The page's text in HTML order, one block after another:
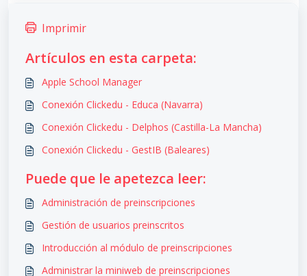
Imprimir
Artículos en esta carpeta:
Apple School Manager
Conexión Clickedu - Educa (Navarra)
Conexión Clickedu - Delphos (Castilla-La Mancha)
Conexión Clickedu - GestIB (Baleares)
Puede que le apetezca leer:
Administración de preinscripciones
Gestión de usuarios preinscritos
Introducción al módulo de preinscripciones
Administrar la miniweb de preinscripciones